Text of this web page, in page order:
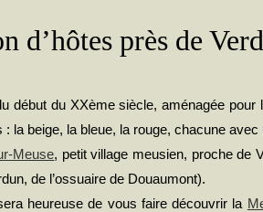
d’hôtes près de
début du XXème siècle, aménagée
: la beige, la bleue, la rouge, chacune avec
Meuse, petit village meusien, proche de
de l’ossuaire de Douaumont).
heureuse de vous faire découvrir la